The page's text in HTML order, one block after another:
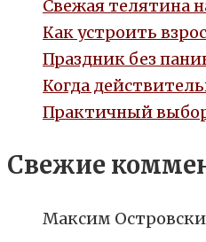
Свежая телятина
Как устроить
Праздник без
Когда
Практичный
Свежие
Максим